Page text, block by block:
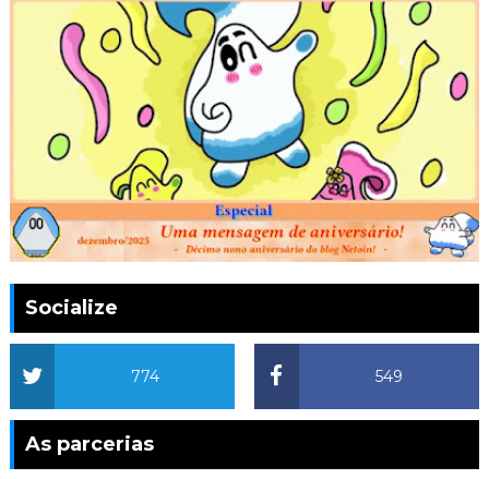
Socialize
549
774
As parcerias